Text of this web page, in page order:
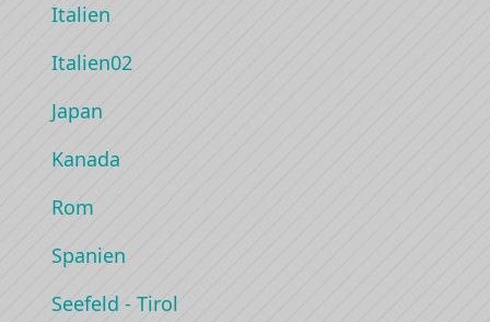
Italien
Italien02
Japan
Kanada
Rom
Spanien
Seefeld - Tirol